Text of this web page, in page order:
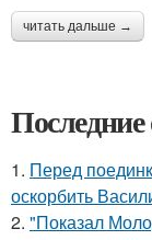
читать дальше →
Последние
1. Перед
оскорбить
2. "Показал